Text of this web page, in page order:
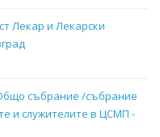
Лекар и Лекарски
събрание /събрание
и служителите в ЦСМП -